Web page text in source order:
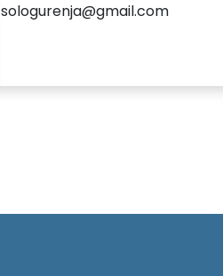
sologurenja@gmail.com